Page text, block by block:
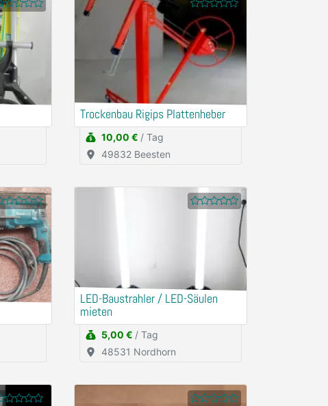
Trockenbau Rigips Plattenheber
10,00 € / Tag
49832 Beesten
LED-Baustrahler / LED-Säulen
mieten
5,00 € / Tag
48531 Nordhorn